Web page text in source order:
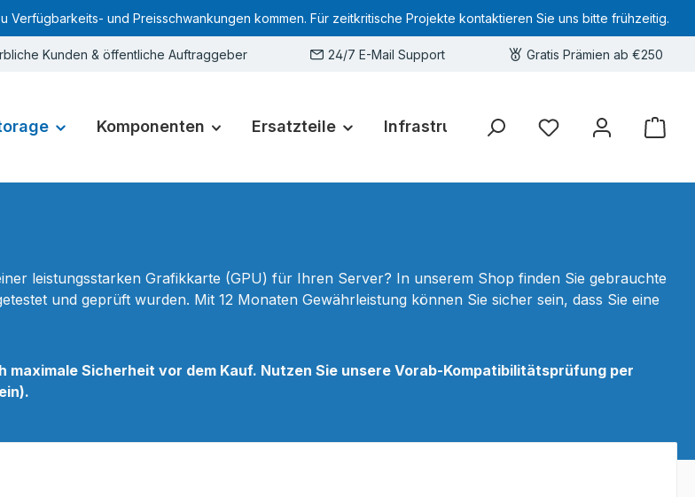
Verfügbarkeits- und Preisschwankungen kommen. Für zeitkritische Projekte kontaktieren Sie uns bitte frühzeitig.
Kunden & öffentliche Auftraggeber 24/7 E-Mail Support Gratis Prämien ab €250
Komponenten Ersatzteile Infrastruktur Hardware-Deals
Sie haben 0 Produkte
leistungsstarken Grafikkarte (GPU) für Ihren Server? In unserem Shop finden Sie gebrauchte
und geprüft wurden. Mit 12 Monaten Gewährleistung können Sie sicher sein, dass Sie eine
Sicherheit vor dem Kauf. Nutzen Sie unsere Vorab-Kompatibilitätsprüfung per